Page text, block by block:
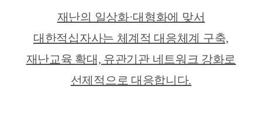
재난의 일상화·대형화에 맞서
대한적십자사는 체계적 대응체계 구축,
재난교육 확대, 유관기관 네트워크 강화로
선제적으로 대응합니다.